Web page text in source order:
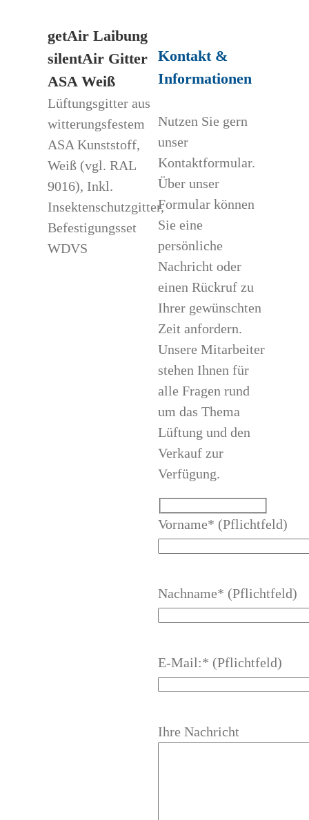
getAir Laibung
silentAir Gitter
ASA Weiß
Lüftungsgitter aus
witterungsfestem
ASA Kunststoff,
Weiß (vgl. RAL
9016), Inkl.
Insektenschutzgitter,
Befestigungsset
WDVS
Kontakt &
Informationen
Nutzen Sie gern
unser
Kontaktformular.
Über unser
Formular können
Sie eine
persönliche
Nachricht oder
einen Rückruf zu
Ihrer gewünschten
Zeit anfordern.
Unsere Mitarbeiter
stehen Ihnen für
alle Fragen rund
um das Thema
Lüftung und den
Verkauf zur
Verfügung.
Vorname* (Pflichtfeld)
Nachname* (Pflichtfeld)
E-Mail:* (Pflichtfeld)
Ihre Nachricht